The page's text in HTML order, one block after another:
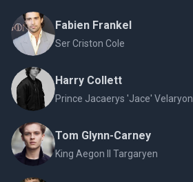
Fabien Frankel
Ser Criston Cole
Harry Collett
Prince Jacaerys 'Jace' Velaryon
Tom Glynn-Carney
King Aegon II Targaryen